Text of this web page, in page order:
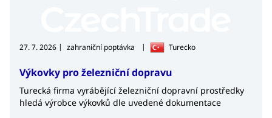
27. 7. 2026 | zahraniční poptávka | Turecko
Výkovky pro železniční dopravu
Turecká firma vyrábějící železniční dopravní prostředky
hledá výrobce výkovků dle uvedené dokumentace